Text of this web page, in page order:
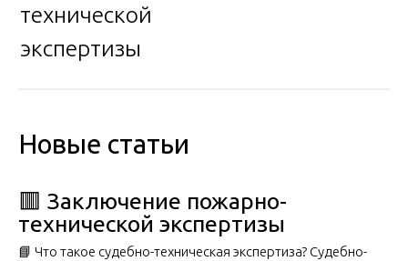
технической
экспертизы
Новые статьи
🟥 Заключение пожарно-
технической экспертизы
📘 Что такое судебно-техническая экспертиза? Судебно-